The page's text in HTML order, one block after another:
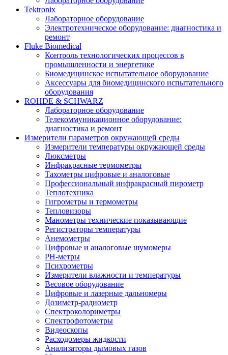
Tektronix
Лабораторное оборудование
Электротехническое оборудование: диагностика и
ремонт
Fluke Biomedical
Контроль технологических процессов в
промышленности и энергетике
Биомедицинское испытательное оборудование
Аксессуары для биомедицинского испытательного
оборудования
ROHDE & SCHWARZ
Лабораторное оборудование
Телекоммуникационное оборудование:
диагностика и ремонт
Измерители параметров окружающей среды
Измерители температуры окружающей среды
Люксметры
Инфракрасные термометры
Тахометры цифровые и аналоговые
Профессиональный инфракрасный пирометр
Теплотехника
Гигрометры и термометры
Тепловизоры
Манометры технические показывающие
Регистраторы температуры
Анемометры
Цифровые и аналоговые шумомеры
PH-метры
Психрометры
Измерители влажности и температуры
Весовое оборудование
Цифровые и лазерные дальномеры
Дозиметр-радиометр
Спектроколориметры
Спектрофотометры
Видеоскопы
Расходомеры жидкости
Анализаторы дымовых газов